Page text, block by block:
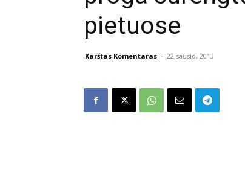
pietuose
Karštas Komentaras - 22 sausio, 2013